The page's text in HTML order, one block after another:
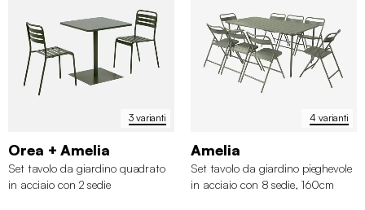
3 varianti
Orea + Amelia
Set tavolo da giardino quadrato
in acciaio con 2 sedie
4 varianti
Amelia
Set tavolo da giardino pieghevole
in acciaio con 8 sedie, 160cm